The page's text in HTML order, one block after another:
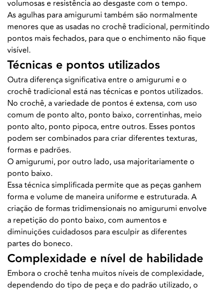
volumosas e resistência ao desgaste com o tempo.
As agulhas para amigurumi também são normalmente
menores que as usadas no crochê tradicional, permitindo
pontos mais fechados, para que o enchimento não fique
visível.
Técnicas e pontos utilizados
Outra diferença significativa entre o amigurumi e o
crochê tradicional está nas técnicas e pontos utilizados.
No crochê, a variedade de pontos é extensa, com uso
comum de ponto alto, ponto baixo, correntinhas, meio
ponto alto, ponto pipoca, entre outros. Esses pontos
podem ser combinados para criar diferentes texturas,
formas e padrões.
O amigurumi, por outro lado, usa majoritariamente o
ponto baixo.
Essa técnica simplificada permite que as peças ganhem
forma e volume de maneira uniforme e estruturada. A
criação de formas tridimensionais no amigurumi envolve
a repetição do ponto baixo, com aumentos e
diminuições cuidadosos para esculpir as diferentes
partes do boneco.
Complexidade e nível de habilidade
Embora o crochê tenha muitos níveis de complexidade,
dependendo do tipo de peça e do padrão utilizado, o